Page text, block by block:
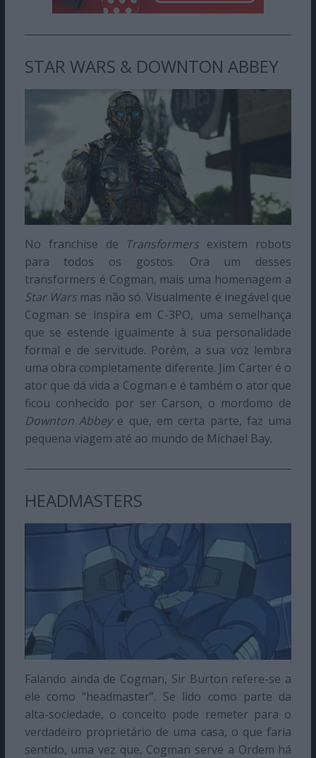
STAR WARS & DOWNTON ABBEY
No franchise de Transformers existem robots
para todos os gostos. Ora um desses
transformers é Cogman, mais uma homenagem a
Star Wars mas não só. Visualmente é inegável que
Cogman se inspira em C-3PO, uma semelhança
que se estende igualmente à sua personalidade
formal e de servitude. Porém, a sua voz lembra
uma obra completamente diferente. Jim Carter é o
ator que dá vida a Cogman e é também o ator que
ficou conhecido por ser Carson, o mordomo de
Downton Abbeye que, em certa parte, faz uma
pequena viagem até ao mundo de Michael Bay.
HEADMASTERS
Falando ainda de Cogman, Sir Burton refere-se a
ele como “headmaster”. Se lido como parte da
alta-sociedade, o conceito pode remeter para o
verdadeiro proprietário de uma casa, o que faria
sentido, uma vez que, Cogman serve a Ordem há